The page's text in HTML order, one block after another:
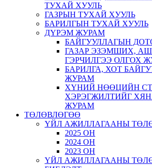
ТУХАЙ ХУУЛЬ
ГАЗРЫН ТУХАЙ ХУУЛЬ
БАРИЛГЫН ТУХАЙ ХУУЛЬ
ДҮРЭМ ЖУРАМ
БАЙГУУЛЛАГЫН
ГАЗАР ЭЗЭМШИХ,
ГЭРЧИЛГЭЭ ОЛГОХ
БАРИЛГА, ХОТ
ЖУРАМ
ХҮНИЙ НӨӨЦИЙН
ХЭРЭГЖИЛТИЙГ
ЖУРАМ
ТӨЛӨВЛӨГӨӨ
ҮЙЛ АЖИЛЛАГААНЫ
2025 ОН
2024 ОН
2023 ОН
ҮЙЛ АЖИЛЛАГААНЫ